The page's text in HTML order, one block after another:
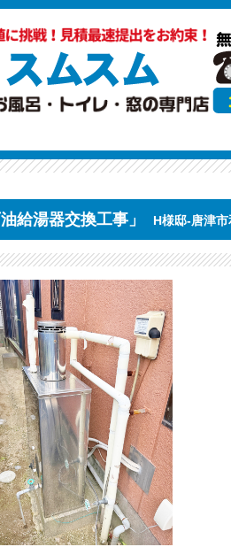
給湯器交換工事」 H様邸-唐津